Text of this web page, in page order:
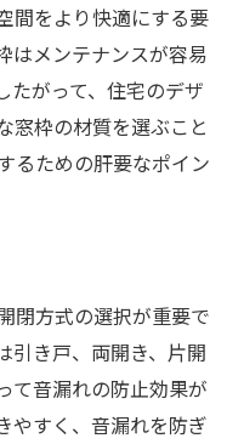
間をより快適にする要
はメンテナンスが容易
たがって、住宅のデザ
窓枠の材質を選ぶこと
るための肝要なポイン
閉方式の選択が重要で
引き戸、両開き、片開
て音漏れの防止効果が
やすく、音漏れを防ぎ